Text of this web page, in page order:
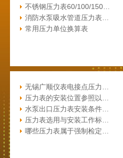
不锈钢压力表60/100/150…
消防水泵吸水管道压力表…
常用压力单位换算表
无锡广顺仪表电接点压力…
压力表的安装位置参照以…
水泵出口压力表安装条件…
压力表选用与安装工作标…
哪些压力表属于强制检定…